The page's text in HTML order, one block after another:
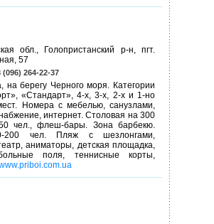
обл., Голопристанский р-н, пгт.
57
(096) 264-22-37
на берегу Черного моря. Категории
«Стандарт», 4-х, 3-х, 2-х и 1-но
Номера с мебелью, санузлами,
интернет. Столовая на 300
чел., флеш-бары. Зона барбекю.
200 чел. Пляж с шезлонгами,
аниматоры, детская площадка,
поля, теннисные корты,